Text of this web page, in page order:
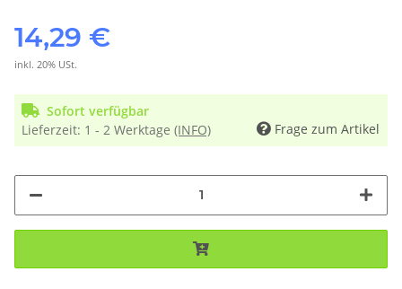
14,29 €
inkl. 20% USt.
Sofort verfügbar
Lieferzeit: 1 - 2 Werktage (INFO) Frage zum Artikel